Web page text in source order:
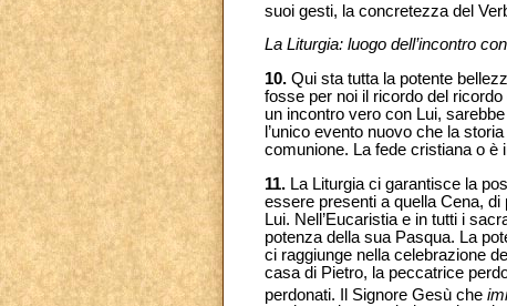
suoi gesti, la concretezza del
La Liturgia: luogo dell’incontro
10. Qui sta tutta la potente
fosse per noi il ricordo del
un incontro vero con Lui,
l’unico evento nuovo che la
comunione. La fede cristiana o è
11. La Liturgia ci garantisce la
essere presenti a quella Cena,
Lui. Nell’Eucaristia e in tutti i
potenza della sua Pasqua. La
ci raggiunge nella celebrazione
casa di Pietro, la peccatrice
perdonati. Il Signore Gesù che